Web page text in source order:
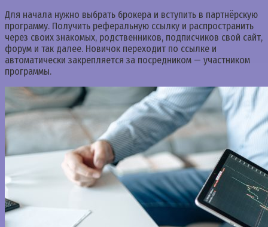
Для начала нужно выбрать брокера и вступить в партнёрскую
программу. Получить реферальную ссылку и распространить
через своих знакомых, родственников, подписчиков свой сайт,
форум и так далее. Новичок переходит по ссылке и
автоматически закрепляется за посредником — участником
программы.